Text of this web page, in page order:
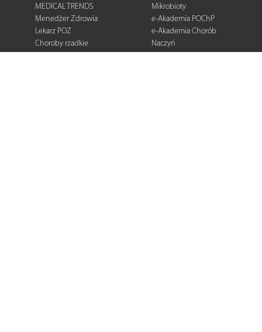
MEDICAL TRENDS
Menedżer Zdrowia
Lekarz POZ
Choroby rzadkie
Dermatologia
Mikrobioty
e-Akademia POChP
e-Akademia Chorób
Naczyń